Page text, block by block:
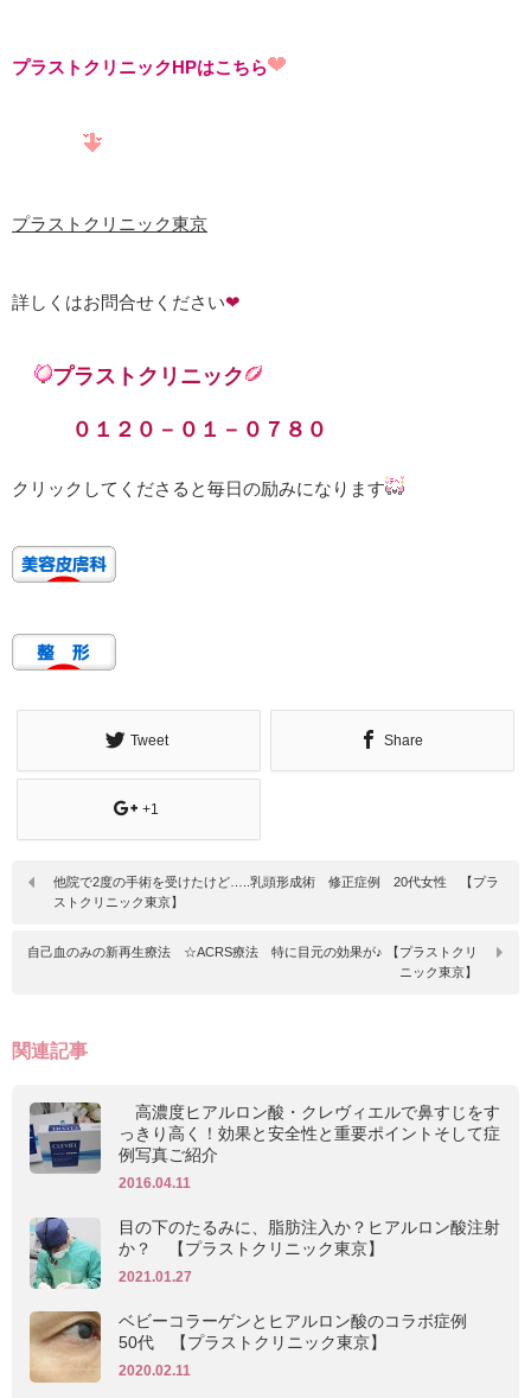
プラストクリニックHPはこちら
プラストクリニック東京
詳しくはお問合せください❤
プラストクリニック
０１２０－０１－０７８０
クリックしてくださると毎日の励みになります
Tweet Share
+1
他院で2度の手術を受けたけど…..乳頭形成術 修正症例 20代女性 【プラ
ストクリニック東京】
自己血のみの新再生療法 ☆ACRS療法 特に目元の効果が♪ 【プラストクリ
ニック東京】
関連記事
高濃度ヒアルロン酸・クレヴィエルで鼻すじをす
っきり高く！効果と安全性と重要ポイントそして症
例写真ご紹介
2016.04.11
目の下のたるみに、脂肪注入か？ヒアルロン酸注射
か？ 【プラストクリニック東京】
2021.01.27
ベビーコラーゲンとヒアルロン酸のコラボ症例
50代 【プラストクリニック東京】
2020.02.11